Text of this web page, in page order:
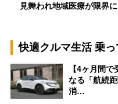
見舞われ地域医療が限
快適クルマ生活 乗
【4ヶ月間
なる「航続
消…